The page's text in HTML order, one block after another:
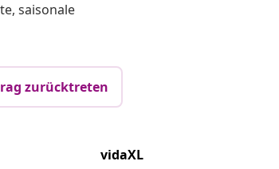
saisonale
zurücktreten
vidaXL